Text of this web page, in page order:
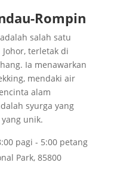
Rompin
salah satu
terletak di
Ia menawarkan
mendaki air
alam
syurga yang
unik.
pagi - 5:00 petang
Park, 85800